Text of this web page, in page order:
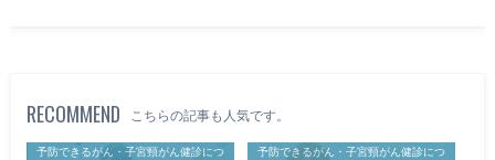
RECOMMEND こちらの記事も人気です。
予防できるがん・子宮頸がん健診につ
予防できるがん・子宮頸がん健診につ